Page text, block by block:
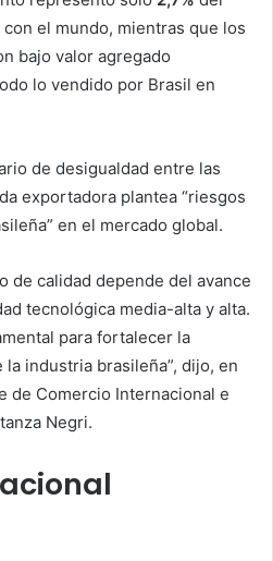
el mundo, mientras que los
bajo valor agregado
lo vendido por Brasil en
de desigualdad entre las
exportadora plantea “riesgos
en el mercado global.
de calidad depende del avance
tecnológica media-alta y alta.
para fortalecer la
industria brasileña”, dijo, en
de Comercio Internacional e
Negri.